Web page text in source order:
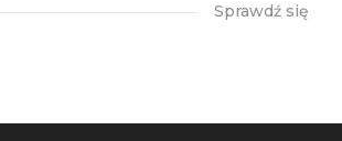
Sprawdź się